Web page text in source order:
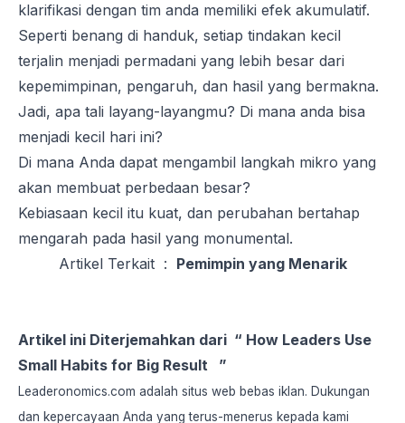
klarifikasi dengan tim anda memiliki efek akumulatif.
Seperti benang di handuk, setiap tindakan kecil
terjalin menjadi permadani yang lebih besar dari
kepemimpinan, pengaruh, dan hasil yang bermakna.
Jadi, apa tali layang-layangmu? Di mana anda bisa
menjadi kecil hari ini?
Di mana Anda dapat mengambil langkah mikro yang
akan membuat perbedaan besar?
Kebiasaan kecil itu kuat, dan perubahan bertahap
mengarah pada hasil yang monumental.
Artikel Terkait : Pemimpin yang Menarik
Artikel ini Diterjemahkan dari “ How Leaders Use
Small Habits for Big Result ”
Leaderonomics.com adalah situs web bebas iklan. Dukungan
dan kepercayaan Anda yang terus-menerus kepada kami